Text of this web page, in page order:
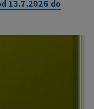
13.7.2026 do